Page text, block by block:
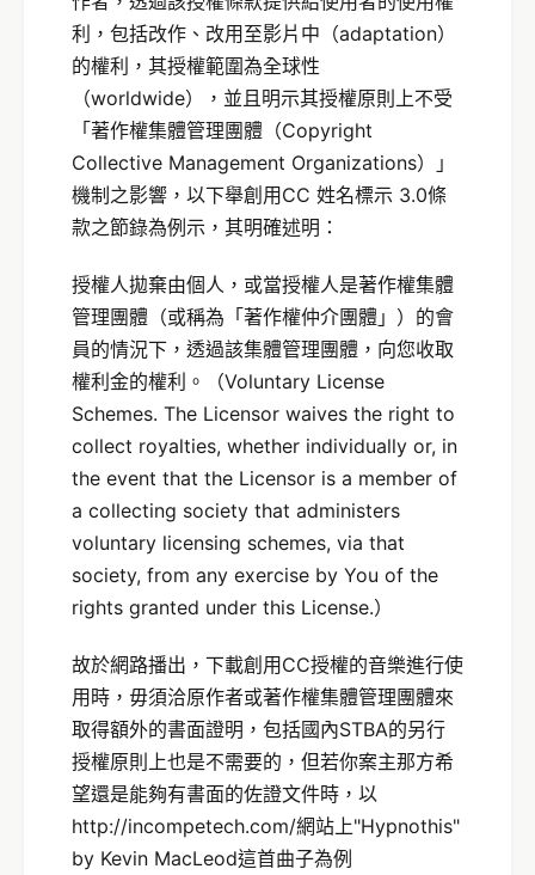
利，包括改作、改用至影片中（adaptation）
的權利，其授權範圍為全球性
（worldwide），並且明示其授權原則上不受
「著作權集體管理團體（Copyright
Collective Management Organizations）」
機制之影響，以下舉創用CC 姓名標示 3.0條
款之節錄為例示，其明確述明：
授權人拋棄由個人，或當授權人是著作權集體
管理團體（或稱為「著作權仲介團體」）的會
員的情況下，透過該集體管理團體，向您收取
權利金的權利。（Voluntary License
Schemes. The Licensor waives the right to
collect royalties, whether individually or, in
the event that the Licensor is a member of
a collecting society that administers
voluntary licensing schemes, via that
society, from any exercise by You of the
rights granted under this License.）
故於網路播出，下載創用CC授權的音樂進行使
用時，毋須洽原作者或著作權集體管理團體來
取得額外的書面證明，包括國內STBA的另行
授權原則上也是不需要的，但若你案主那方希
望還是能夠有書面的佐證文件時，以
http://incompetech.com/網站上"Hypnothis"
by Kevin MacLeod這首曲子為例